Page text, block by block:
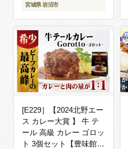
宮城県 岩沼市
[E229］【2024北野エー
ス カレー大賞 】 牛 テ
ール 高級 カレー ゴロッ
ト 3個セット【豊味館】